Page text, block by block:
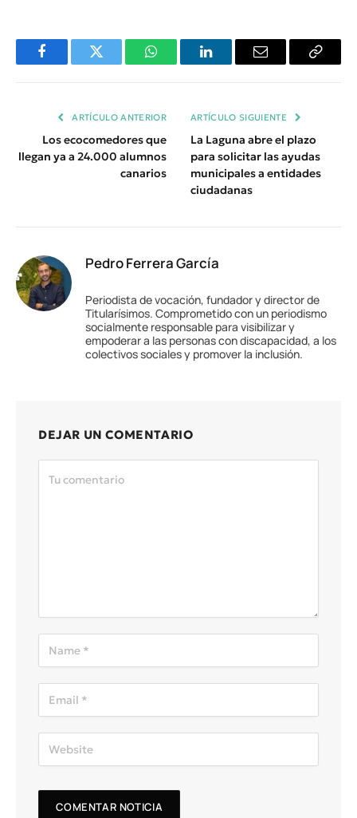
FacebookTwitter WhatsAppLinkedInEmail
Copiar
ARTÍCULO ANTERIOR
Los ecocomedores que
llegan ya a 24.000 alumnos
canarios
ARTÍCULO SIGUIENTE
La Laguna abre el plazo
para solicitar las ayudas
municipales a entidades
ciudadanas
Pedro Ferrera García
Periodista de vocación, fundador y director de
Titularísimos. Comprometido con un periodismo
socialmente responsable para visibilizar y
empoderar a las personas con discapacidad, a los
colectivos sociales y promover la inclusión.
DEJAR UN COMENTARIO